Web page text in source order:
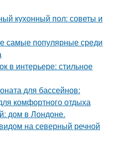
кухонный пол: советы и
самые популярные среди
в интерьере: стильное
для бассейнов:
комфортного отдыха
дом в Лондоне.
на северный речной